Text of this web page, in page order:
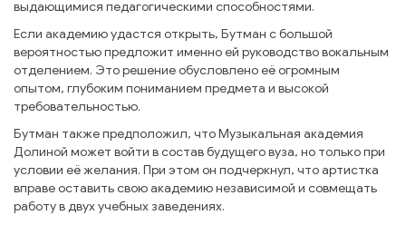
выдающимися педагогическими способностями.
Если академию удастся открыть, Бутман с большой
вероятностью предложит именно ей руководство вокальным
отделением. Это решение обусловлено её огромным
опытом, глубоким пониманием предмета и высокой
требовательностью.
Бутман также предположил, что Музыкальная академия
Долиной может войти в состав будущего вуза, но только при
условии её желания. При этом он подчеркнул, что артистка
вправе оставить свою академию независимой и совмещать
работу в двух учебных заведениях.